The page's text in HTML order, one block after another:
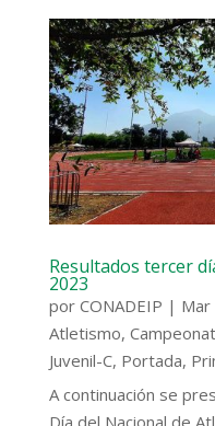
Resultados tercer
2023
por CONADEIP | Mar
Atletismo,
Juvenil-C, Portada,
A continuación se
Día del Nacional de